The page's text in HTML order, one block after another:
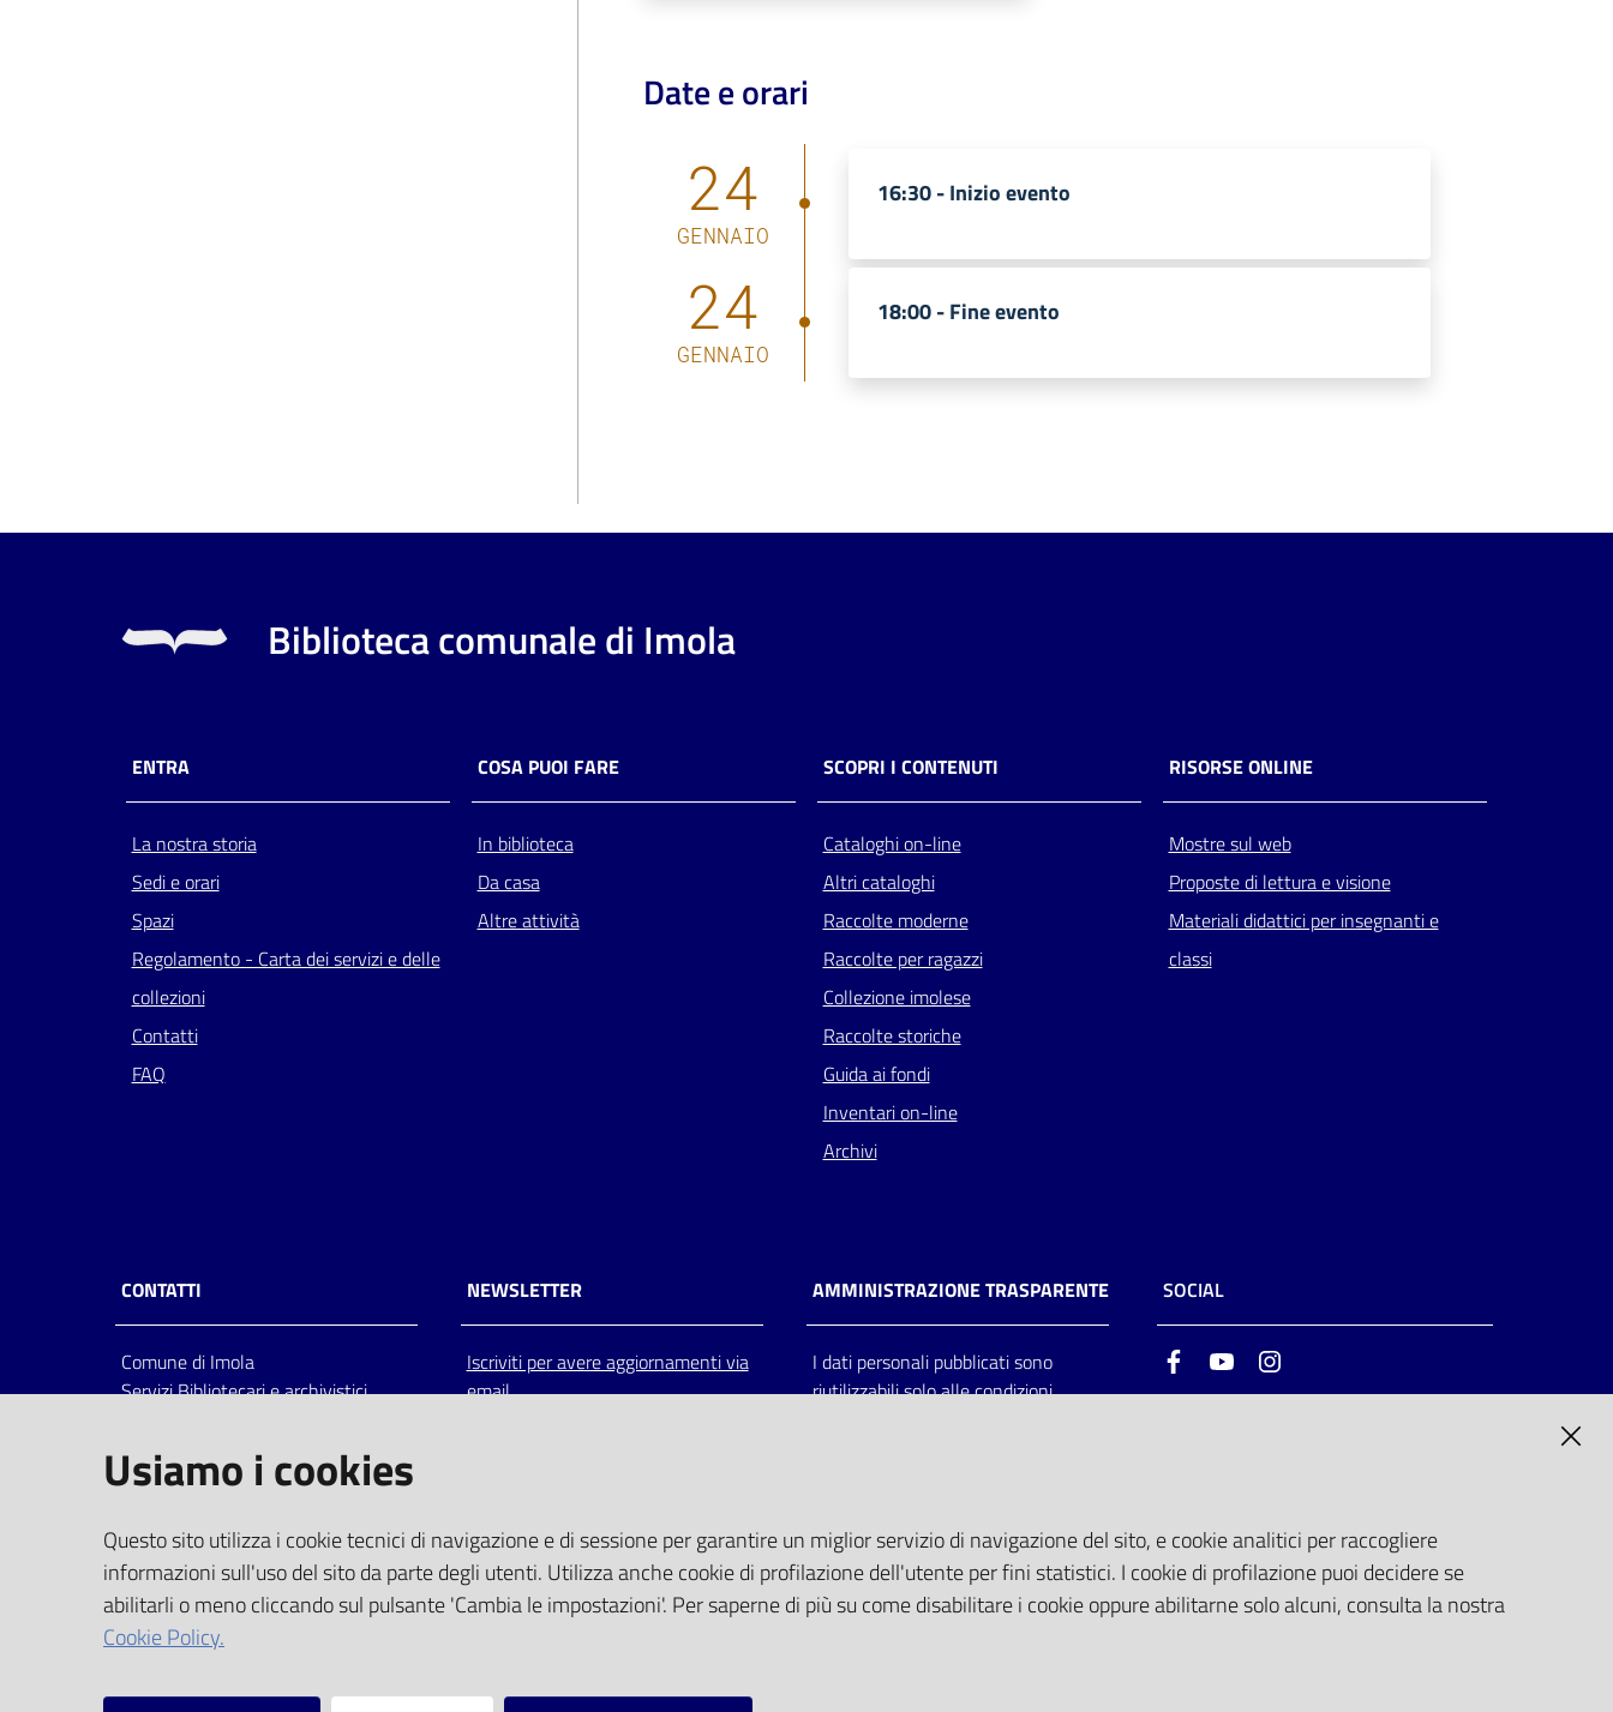
Date e orari
24
GENNAIO
16:30 -Inizio evento
24
GENNAIO
18:00 -Fine evento
Biblioteca comunale di Imola
ENTRA
La nostra storia
Sedi e orari
Spazi
Regolamento - Carta dei servizi e delle
collezioni
Contatti
FAQ
COSA PUOI FARE
In biblioteca
Da casa
Altre attività
SCOPRI I CONTENUTI
Cataloghi on-line
Altri cataloghi
Raccolte moderne
Raccolte per ragazzi
Collezione imolese
Raccolte storiche
Guida ai fondi
Inventari on-line
Archivi
RISORSE ONLINE
Mostre sul web
Proposte di lettura e visione
Materiali didattici per insegnanti e
classi
CONTATTI
Comune di Imola
Servizi Bibliotecari e archivistici
Italia
centralino: tel 0542.6026.36 fax
bim@comune.imola.bo.it
PEC
comune.imola@cert.provincia.bo.it
P.IVA 00523381200
C.F. 00794470377
NEWSLETTER
Iscriviti per avere aggiornamenti via
email
AMMINISTRAZIONE TRASPARENTE
I dati personali pubblicati sono
riutilizzabili solo alle condizioni
SOCIAL
FacebookYoutube
Usiamo i cookies
Questo sito utilizza i cookie tecnici di navigazione e di sessione per garantire un miglior servizio di navigazione del sito, e cookie analitici per raccogliere
informazioni sull'uso del sito da parte degli utenti. Utilizza anche cookie di profilazione dell'utente per fini statistici. I cookie di profilazione puoi decidere se
abilitarli o meno cliccando sul pulsante 'Cambia le impostazioni'. Per saperne di più su come disabilitare i cookie oppure abilitarne solo alcuni, consulta la nostra
Cookie Policy.